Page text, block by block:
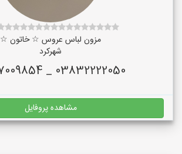
مزون لباس عروس ☆ خاتون ☆
شهرکرد
03832222050 _ 09027009854
مشاهده پروفایل